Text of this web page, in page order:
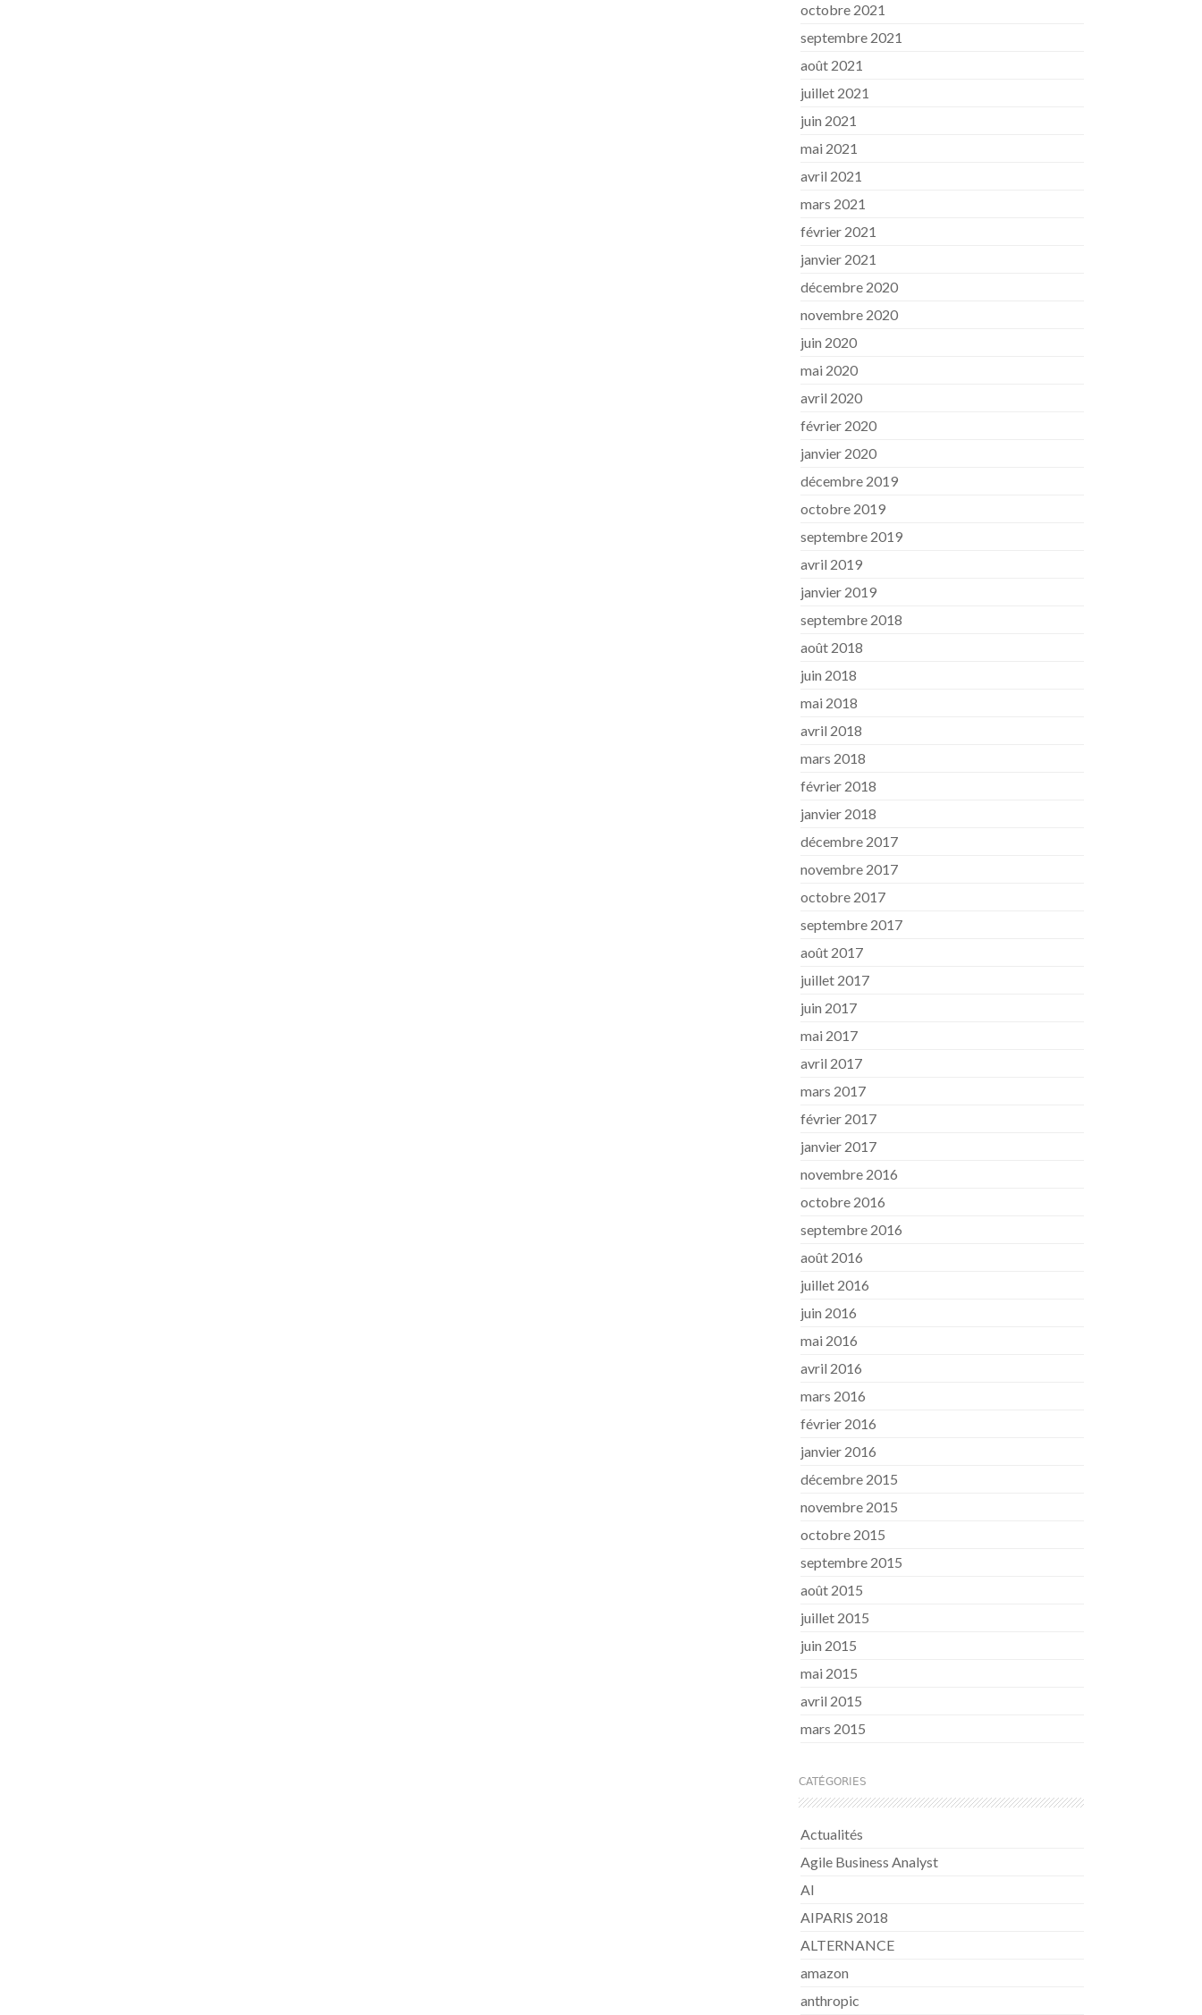
octobre 2021
septembre 2021
août 2021
juillet 2021
juin 2021
mai 2021
avril 2021
mars 2021
février 2021
janvier 2021
décembre 2020
novembre 2020
juin 2020
mai 2020
avril 2020
février 2020
janvier 2020
décembre 2019
octobre 2019
septembre 2019
avril 2019
janvier 2019
septembre 2018
août 2018
juin 2018
mai 2018
avril 2018
mars 2018
février 2018
janvier 2018
décembre 2017
novembre 2017
octobre 2017
septembre 2017
août 2017
juillet 2017
juin 2017
mai 2017
avril 2017
mars 2017
février 2017
janvier 2017
novembre 2016
octobre 2016
septembre 2016
août 2016
juillet 2016
juin 2016
mai 2016
avril 2016
mars 2016
février 2016
janvier 2016
décembre 2015
novembre 2015
octobre 2015
septembre 2015
août 2015
juillet 2015
juin 2015
mai 2015
avril 2015
mars 2015
CATÉGORIES
Actualités
Agile Business Analyst
AI
AIPARIS 2018
ALTERNANCE
amazon
anthropic